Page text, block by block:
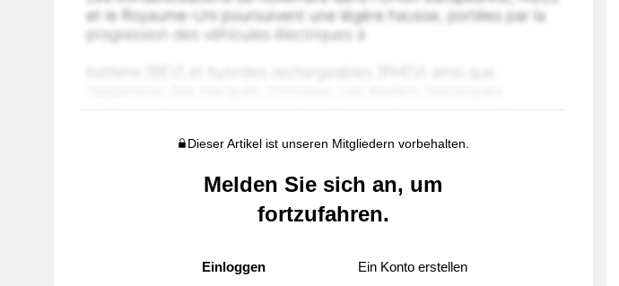
Dieser Artikel ist unseren Mitgliedern vorbehalten.
Melden Sie sich an, um
fortzufahren.
Einloggen Ein Konto erstellen